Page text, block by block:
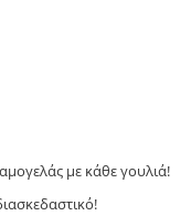
με κάθε γουλιά!